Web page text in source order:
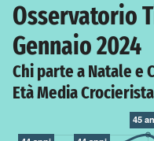
Osservatorio
Gennaio 2024
Chi parte a Natale e
Età Media